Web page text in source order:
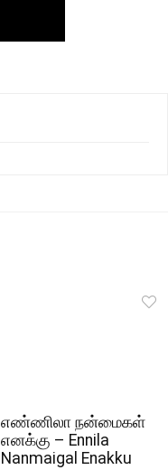
எண்ணிலா நன்மைகள்
எனக்கு – Ennila
Nanmaigal Enakku